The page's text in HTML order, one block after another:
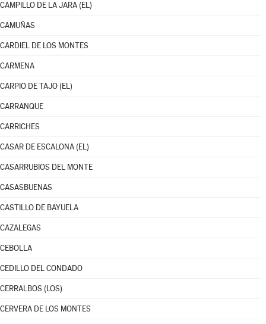
CAMPILLO DE LA JARA (EL)
CAMUÑAS
CARDIEL DE LOS MONTES
CARMENA
CARPIO DE TAJO (EL)
CARRANQUE
CARRICHES
CASAR DE ESCALONA (EL)
CASARRUBIOS DEL MONTE
CASASBUENAS
CASTILLO DE BAYUELA
CAZALEGAS
CEBOLLA
CEDILLO DEL CONDADO
CERRALBOS (LOS)
CERVERA DE LOS MONTES